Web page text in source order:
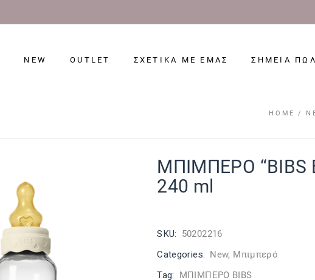
NEW OUTLET ΣΧΕΤΙΚΑ ΜΕ ΕΜΑΣ ΣΗΜΕΙΑ
HOME
ΜΠΙΜΠΕΡΟ “BIBS
240 ml
SKU: 50202216
Categories: New, Μπιμπερό
Tag: ΜΠΙΜΠΕΡΟ BIBS